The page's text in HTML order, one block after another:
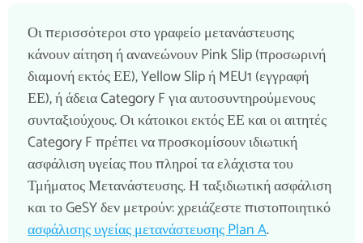
Οι περισσότεροι στο γραφείο μετανάστευσης
κάνουν αίτηση ή ανανεώνουν Pink Slip (προσωρινή
διαμονή εκτός ΕΕ), Yellow Slip ή MEU1 (εγγραφή
ΕΕ), ή άδεια Category F για αυτοσυντηρούμενους
συνταξιούχους. Οι κάτοικοι εκτός ΕΕ και οι αιτητές
Category F πρέπει να προσκομίσουν ιδιωτική
ασφάλιση υγείας που πληροί τα ελάχιστα του
Τμήματος Μετανάστευσης. Η ταξιδιωτική ασφάλιση
και το GeSY δεν μετρούν: χρειάζεστε πιστοποιητικό
ασφάλισης υγείας μετανάστευσης Plan A.